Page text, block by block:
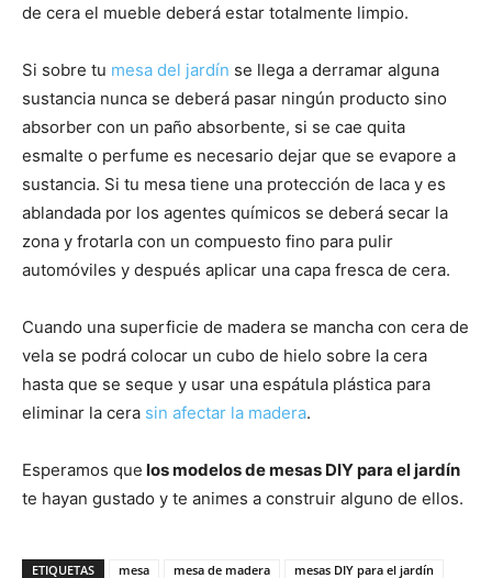
de cera el mueble deberá estar totalmente limpio.
Si sobre tu mesa del jardín se llega a derramar alguna
sustancia nunca se deberá pasar ningún producto sino
absorber con un paño absorbente, si se cae quita
esmalte o perfume es necesario dejar que se evapore a
sustancia. Si tu mesa tiene una protección de laca y es
ablandada por los agentes químicos se deberá secar la
zona y frotarla con un compuesto fino para pulir
automóviles y después aplicar una capa fresca de cera.
Cuando una superficie de madera se mancha con cera de
vela se podrá colocar un cubo de hielo sobre la cera
hasta que se seque y usar una espátula plástica para
eliminar la cera sin afectar la madera.
Esperamos que los modelos de mesas DIY para el jardín
te hayan gustado y te animes a construir alguno de ellos.
ETIQUETAS mesa mesa de madera mesas DIY para el jardín